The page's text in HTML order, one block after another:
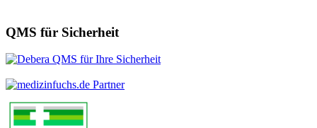
QMS für Sicherheit